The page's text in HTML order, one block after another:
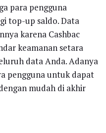
para pengguna
top-up saldo. Data
karena Cashbac
keamanan setara
data Anda. Adanya
pengguna untuk dapat
mudah di akhir